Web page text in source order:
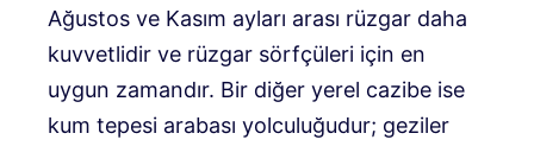
Ağustos ve Kasım ayları arası rüzgar daha
kuvvetlidir ve rüzgar sörfçüleri için en
uygun zamandır. Bir diğer yerel cazibe ise
kum tepesi arabası yolculuğudur; geziler